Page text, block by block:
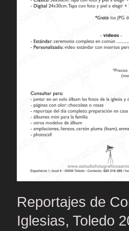
Reportajes de
Iglesias, Toledo